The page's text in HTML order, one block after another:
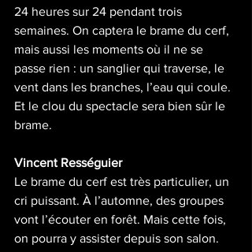
24 heures sur 24 pendant trois
semaines. On captera le brame du cerf,
mais aussi les moments où il ne se
passe rien : un sanglier qui traverse, le
vent dans les branches, l’eau qui coule.
Et le clou du spectacle sera bien sûr le
brame.
Vincent Rességuier
Le brame du cerf est très particulier, un
cri puissant. À l’automne, des groupes
vont l’écouter en forêt. Mais cette fois,
on pourra y assister depuis son salon.